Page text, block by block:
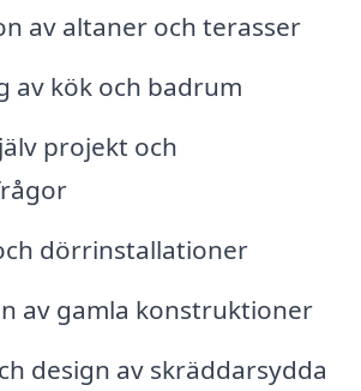
av altaner och terasser
av kök och badrum
projekt och
dörrinstallationer
av gamla konstruktioner
design av skräddarsydda